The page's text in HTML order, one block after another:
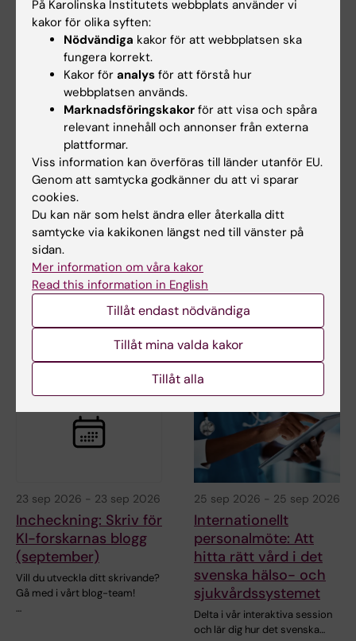
Relaterade events
27 aug 2026- 27 aug 2026
Introduktionsmöte
för internationella
forskare: Praktisk
information om att
bo i Sverige – aug
Välkommen till detta
interaktiva onlinemöte med en
kort introduktion till…
17 sep 2026-17 sep 2026
Introduktionsmöte
för internationella
forskare: Praktisk
information om att
bo i Sverige – sept.
Välkommen till detta
interaktiva onlinemöte med en
kort introduktion till…
23 sep 2026 - 23 sep 2026
Incheckning: Skriv för
KI-forskarnas blogg
(september)
Vill du utveckla ditt skrivande?
Gå med i vårt blog-team!
…
25 sep 2026 - 25 sep 2026
Internationellt
personalmöte: Att
hitta rätt vård i det
svenska hälso- och
sjukvårdssystemet
Delta i vår interaktiva session
och lär dig hur det svenska…
På Karolinska Institutets webbplats använder vi
kakor för olika syften:
Nödvändiga kakor för att webbplatsen ska
fungera korrekt.
Kakor för analys för att förstå hur
webbplatsen används.
Marknadsföringskakor för att visa och spåra
relevant innehåll och annonser från externa
plattformar.
Viss information kan överföras till länder utanför EU.
Genom att samtycka godkänner du att vi sparar
cookies.
Du kan när som helst ändra eller återkalla ditt
samtycke via kakikonen längst ned till vänster på
sidan.
Mer information om våra kakor
Read this information in English
Tillåt endast nödvändiga
Tillåt mina valda kakor
Tillåt alla